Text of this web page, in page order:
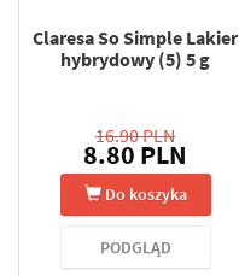
Claresa So Simple Lakier
hybrydowy (5) 5 g
16.90 PLN
8.80 PLN
Do koszyka
PODGLĄD